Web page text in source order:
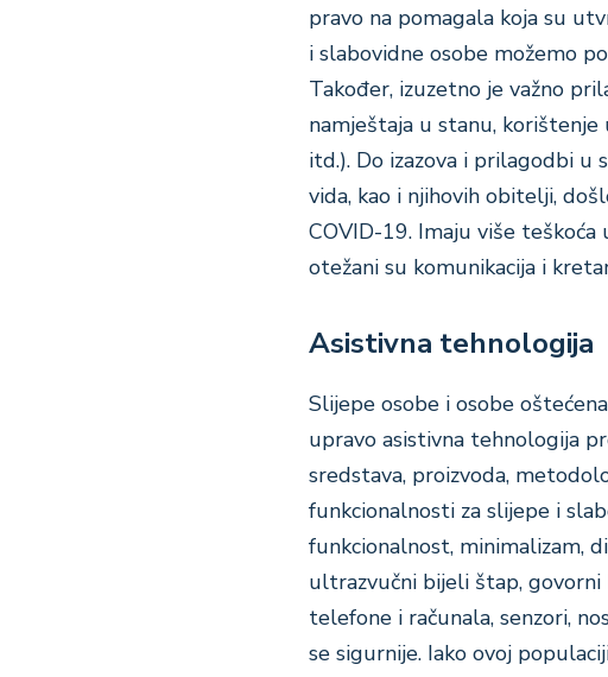
pravo na pomagala koja su
i slabovidne osobe možemo
Također, izuzetno je važno
namještaja u stanu,
itd.). Do izazova i prilagodbi u
vida, kao i njihovih obitelji,
COVID-19. Imaju više
otežani su komunikacija i
Asistivna tehnologija
Slijepe osobe i osobe
upravo asistivna tehnologija
sredstava, proizvoda,
funkcionalnosti za slijepe i
funkcionalnost, minimalizam,
ultrazvučni bijeli štap,
telefone i računala, senzori,
se sigurnije. Iako ovoj